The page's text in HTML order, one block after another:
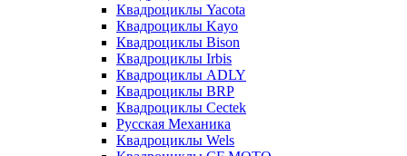
Квадроциклы Yacota
Квадроциклы Kayo
Квадроциклы Bison
Квадроциклы Irbis
Квадроциклы ADLY
Квадроциклы BRP
Квадроциклы Cectek
Русская Механика
Квадроциклы Wels